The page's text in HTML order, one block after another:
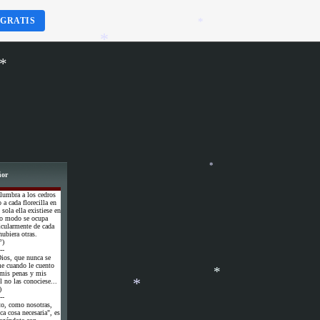
a los cedros
cada florecilla en
ella existiese en
modo se ocupa
de cada
otras.
que nunca se
cuando le cuento
penas y mis
las conociese...
como nosotras,
cosa necesaria", es